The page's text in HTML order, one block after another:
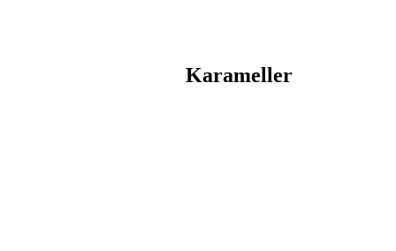
Karameller